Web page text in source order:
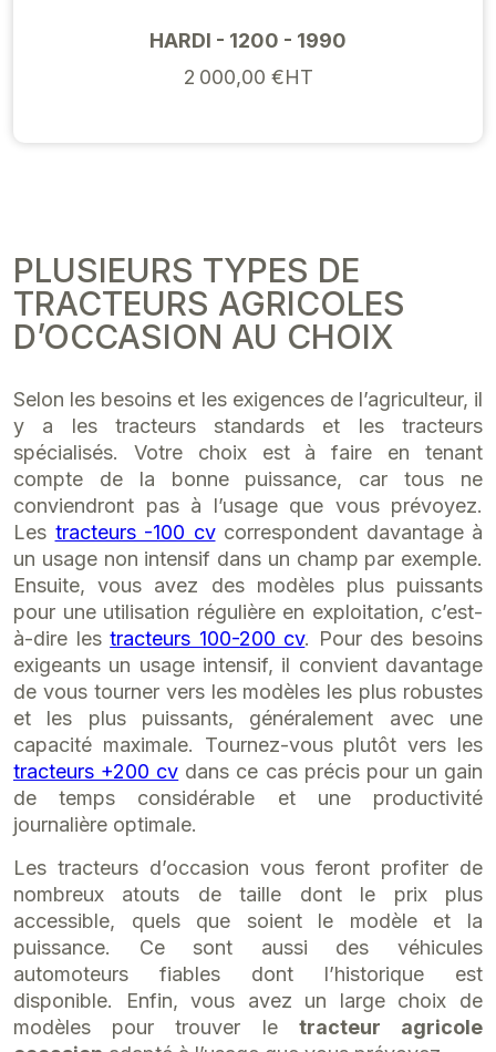
HARDI - 1200 - 1990
2 000,00 €HT
PLUSIEURS TYPES DE
TRACTEURS AGRICOLES
D’OCCASION AU CHOIX
Selon les besoins et les exigences de l’agriculteur, il
y a les tracteurs standards et les tracteurs
spécialisés. Votre choix est à faire en tenant
compte de la bonne puissance, car tous ne
conviendront pas à l’usage que vous prévoyez.
Les tracteurs -100 cvcorrespondent davantage à
un usage non intensif dans un champ par exemple.
Ensuite, vous avez des modèles plus puissants
pour une utilisation régulière en exploitation, c’est-
à-dire lestracteurs 100-200 cv. Pour des besoins
exigeants un usage intensif, il convient davantage
de vous tourner vers les modèles les plus robustes
et les plus puissants, généralement avec une
capacité maximale. Tournez-vous plutôt vers les
tracteurs +200 cv dans ce cas précis pour un gain
de temps considérable et une productivité
journalière optimale.
Les tracteurs d’occasion vous feront profiter de
nombreux atouts de taille dont le prix plus
accessible, quels que soient le modèle et la
puissance. Ce sont aussi des véhicules
automoteurs fiables dont l’historique est
disponible. Enfin, vous avez un large choix de
modèles pour trouver le tracteur agricole